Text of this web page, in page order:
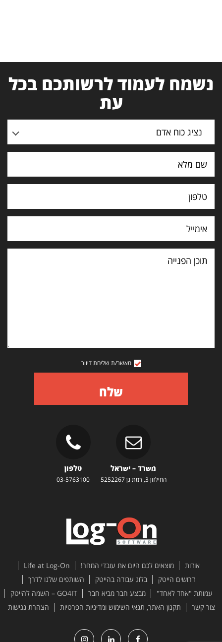
נשמח לעמוד לרשותכם בכל
עת
נציג כוח אדם
תוכן
הפנייה
מאשר/ת שליחת דיוור
שלח
משרד – ישראל
החילזון 3, רמת גן 5252267
טלפון
03-5763100
אודות מוצאים לכם היום את עובדי המחר!
Life at Log-On
דרושים הייטק
בלוג עבודה בהייטק
השותפים שלנו לדרך
עמותת "אחד לאחד"
מבצע חבר מביא חבר
GO4IT – השמה להייטק
צור קשר
תקנון האתר, תנאי השימוש ומדיניות הפרטיות הצהרת נגישות